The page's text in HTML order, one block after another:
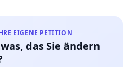
EIGENE PETITION
das Sie ändern